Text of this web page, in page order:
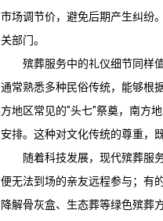
市场调节价，避免后期产生纠纷
关部门。
殡葬服务中的礼仪细节同样
通常熟悉多种民俗传统，能够根
方地区常见的"头七"祭奠，南方
安排。这种对文化传统的尊重，
随着科技发展，现代殡葬服
便无法到场的亲友远程参与；有
降解骨灰盒、生态葬等绿色殡葬